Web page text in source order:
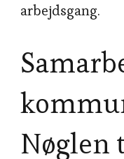
arbejdsgang.
Nøglen